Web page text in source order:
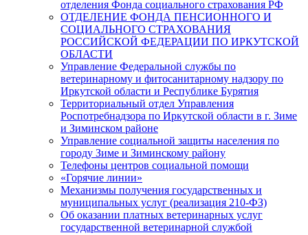
отделения Фонда социального страхования РФ
ОТДЕЛЕНИЕ ФОНДА ПЕНСИОННОГО И
СОЦИАЛЬНОГО СТРАХОВАНИЯ
РОССИЙСКОЙ ФЕДЕРАЦИИ ПО ИРКУТСКОЙ
ОБЛАСТИ
Управление Федеральной службы по
ветеринарному и фитосанитарному надзору по
Иркутской области и Республике Бурятия
Территориальный отдел Управления
Роспотребнадзора по Иркутской области в г. Зиме
и Зиминском районе
Управление социальной защиты населения по
городу Зиме и Зиминскому району
Телефоны центров социальной помощи
«Горячие линии»
Механизмы получения государственных и
муниципальных услуг (реализация 210-ФЗ)
Об оказании платных ветеринарных услуг
государственной ветеринарной службой